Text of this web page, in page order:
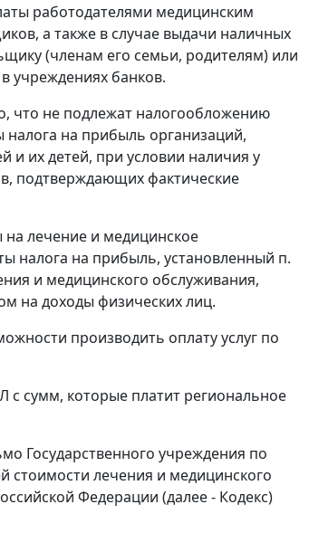
работодателями медицинским
а также в случае выдачи наличных
(членам его семьи, родителям) или
учреждениях банков.
что не подлежат налогообложению
на прибыль организаций,
и их детей, при условии наличия у
подтверждающих фактические
лечение и медицинское
налога на прибыль, установленный п.
и медицинского обслуживания,
на доходы физических лиц.
производить оплату услуг по
сумм, которые платит региональное
Государственного учреждения по
стоимости лечения и медицинского
Федерации (далее - Кодекс)